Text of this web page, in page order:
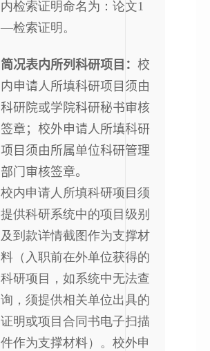
内检索证明命名为：论文1
—检索证明。
简况表内所列科研项目： 校
内申请人所填科研项目须由
科研院或学院科研秘书审核
签章；校外申请人所填科研
项目须由所属单位科研管理
部门审核签章。
校内申请人所填科研项目须
提供科研系统中的项目级别
及到款详情截图作为支撑材
料（入职前在外单位获得的
科研项目，如系统中无法查
询，须提供相关单位出具的
证明或项目合同书电子扫描
件作为支撑材料）。校外申